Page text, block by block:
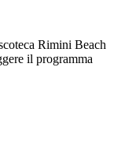
Rimini Beach
il programma